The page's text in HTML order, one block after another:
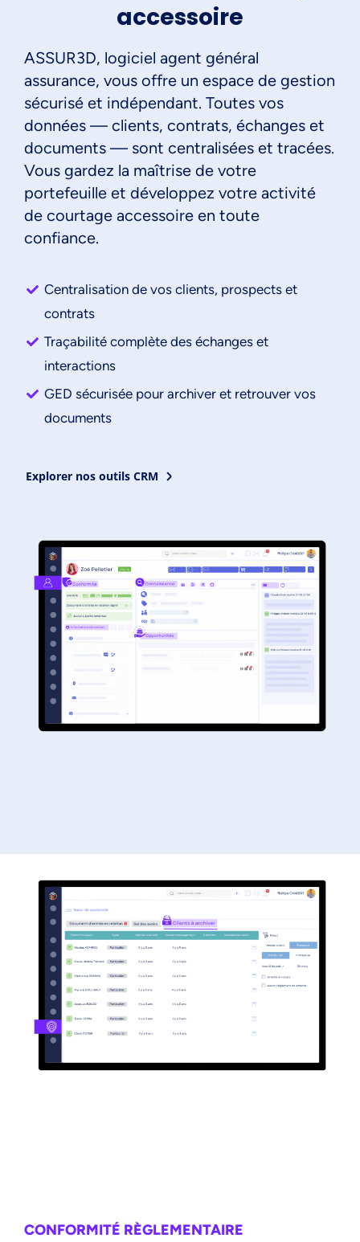
accessoire
ASSUR3D, logiciel agent général
assurance, vous offre un espace de gestion
sécurisé et indépendant. Toutes vos
données — clients, contrats, échanges et
documents — sont centralisées et tracées.
Vous gardez la maîtrise de votre
portefeuille et développez votre activité
de courtage accessoire en toute
confiance.
Centralisation de vos clients, prospects et
contrats
Traçabilité complète des échanges et
interactions
GED sécurisée pour archiver et retrouver vos
documents
Explorer nos outils CRM
CONFORMITÉ RÈGLEMENTAIRE